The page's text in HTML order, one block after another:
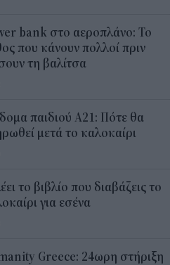
bank στο αεροπλάνο: Το
που κάνουν πολλοί πριν
τη βαλίτσα
παιδιού Α21: Πότε θα
μετά το καλοκαίρι
το βιβλίο που διαβάζεις το
για εσένα
Greece: 24ωρη στήριξη